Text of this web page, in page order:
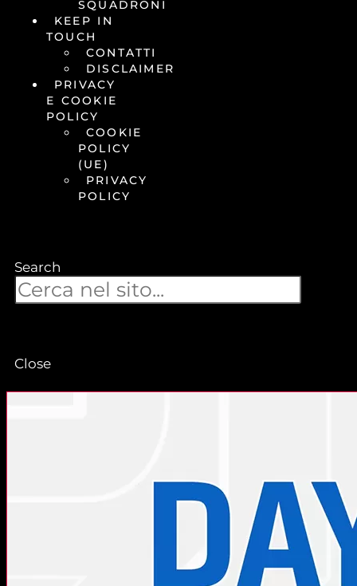
SQUADRONI
KEEP IN
TOUCH
CONTATTI
DISCLAIMER
PRIVACY
E COOKIE
POLICY
COOKIE
POLICY
(UE)
PRIVACY
POLICY
Search
Close